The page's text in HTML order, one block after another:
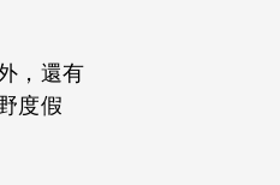
，還有
度假